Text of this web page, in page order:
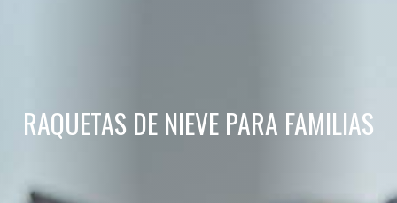
RAQUETAS DE NIEVE PARA FAMILIAS